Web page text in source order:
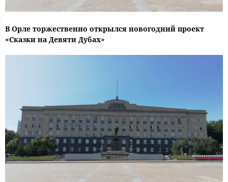
В Орле торжественно открылся новогодний проект
«Сказки на Девяти Дубах»